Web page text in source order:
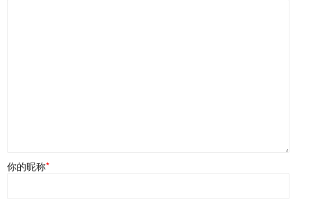
你的昵称*